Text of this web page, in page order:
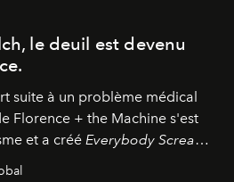
le deuil est devenu
suite à un problème médical
Florence + the Machine s'est
et a créé Everybody Scream
profonds à ce jour.